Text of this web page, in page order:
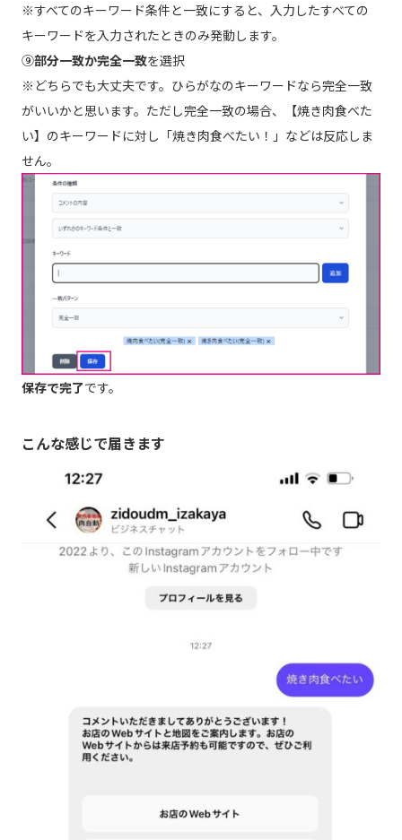
※すべてのキーワード条件と一致にすると、入力したすべての
キーワードを入力されたときのみ発動します。
⑨部分一致か完全一致を選択
※どちらでも大丈夫です。ひらがなのキーワードなら完全一致
がいいかと思います。ただし完全一致の場合、【焼き肉食べた
い】のキーワードに対し「焼き肉食べたい！」などは反応しま
せん。
保存で完了です。
こんな感じで届きます